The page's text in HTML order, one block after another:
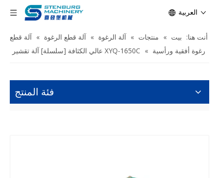
العربية
أنت هنا: بيت » منتجات » آلة الرغوة » آلة قطع الرغوة » آلة قطع
رغوة أفقية ورأسية » XYQ-1650C عالي الكثافة [سلسلة] آلة تقشير
فئة المنتج